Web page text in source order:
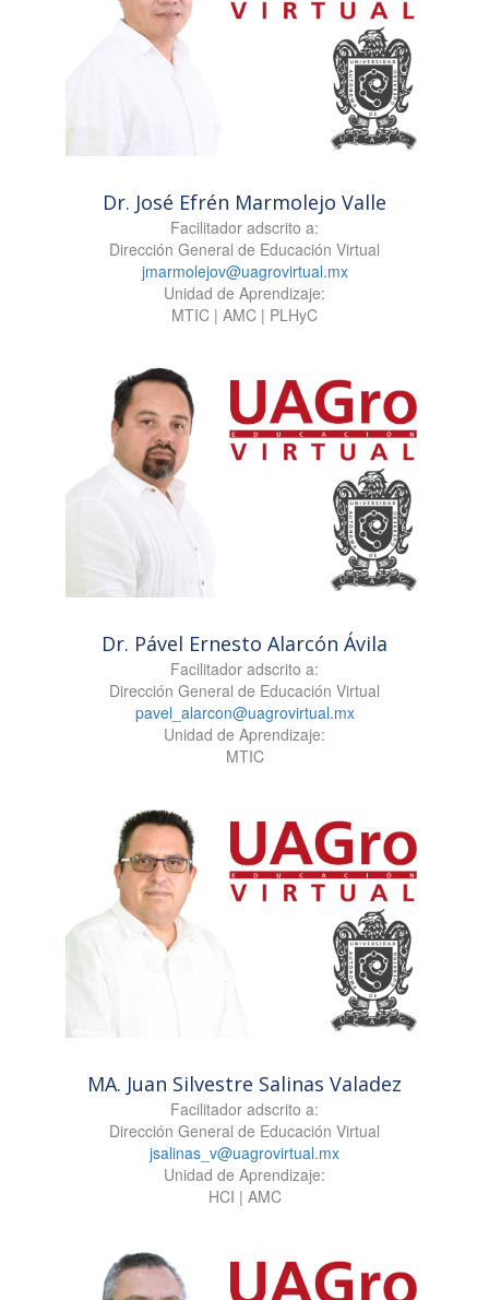
Dr. José Efrén Marmolejo Valle
Facilitador adscrito a:
Dirección General de Educación Virtual
jmarmolejov@uagrovirtual.mx
Unidad de Aprendizaje:
MTIC | AMC | PLHyC
Dr. Pável Ernesto Alarcón Ávila
Facilitador adscrito a:
Dirección General de Educación Virtual
pavel_alarcon@uagrovirtual.mx
Unidad de Aprendizaje:
MTIC
MA. Juan Silvestre Salinas Valadez
Facilitador adscrito a:
Dirección General de Educación Virtual
jsalinas_v@uagrovirtual.mx
Unidad de Aprendizaje:
HCI | AMC